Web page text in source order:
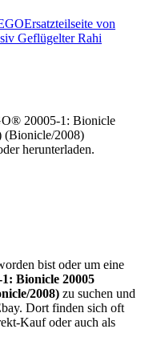
Ersatzteilseite von
Geflügelter Rahi
20005-1: Bionicle
(Bionicle/2008)
herunterladen.
bist oder um eine
1: Bionicle 20005
2008) zu suchen und
Dort finden sich oft
Kauf oder auch als